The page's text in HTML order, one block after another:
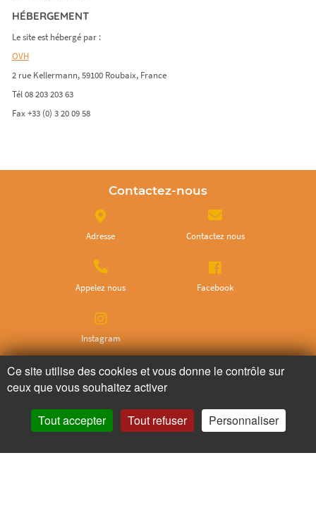
HÉBERGEMENT
Le site est hébergé par :
OVH
2 rue Kellermann, 59100 Roubaix, France
Tél 08 203 203 63
Fax +33 (0) 3 20 09 58
Contactez-nous
Adresse Contactez nous
Appelez nous Facebook
Instagram
Ne ratez plus rien,
Ce site utilise des cookies et vous donne le contrôle sur
ceux que vous souhaitez activer
Tout accepter Tout refuser Personnaliser